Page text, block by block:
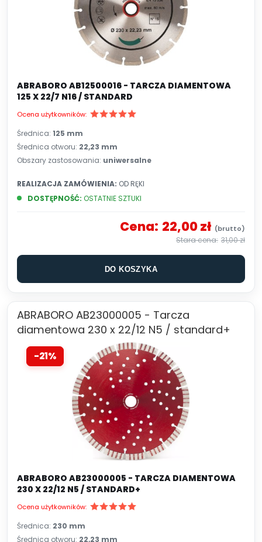
ABRABORO AB12500016 - TARCZA DIAMENTOWA
125 X 22/7 N16 / STANDARD
Ocena użytkowników:
Średnica: 125 mm
Średnica otworu: 22,23 mm
Obszary zastosowania: uniwersalne
DOSTĘPNOŚĆ: OSTATNIE SZTUKI
REALIZACJA ZAMÓWIENIA: OD RĘKI
Cena: 22,00 zł
31,00 zł
DO KOSZYKA
ABRABORO AB23000005 - Tarcza
diamentowa 230 x 22/12 N5 / standard+
-21%
ABRABORO AB23000005 - TARCZA DIAMENTOWA
230 X 22/12 N5 / STANDARD+
Ocena użytkowników:
Średnica: 230 mm
Średnica otworu: 22,23 mm